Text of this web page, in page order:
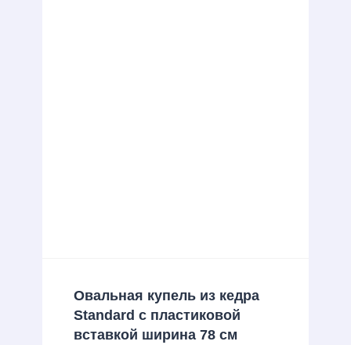
Овальная купель из кедра
Standard с пластиковой
вставкой ширина 78 см